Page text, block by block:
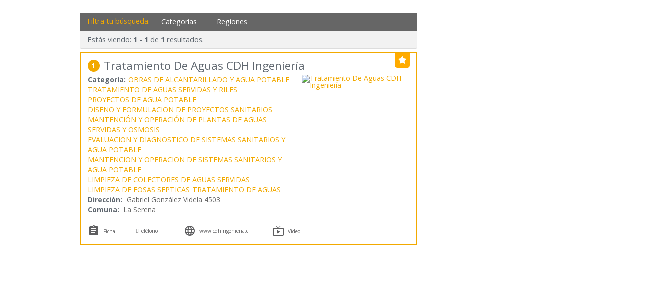
Filtra tu búsqueda: Categorías Regiones
Estás viendo: 1 - 1 de 1 resultados.
1 Tratamiento De Aguas CDH Ingeniería
Categoría: OBRAS DE ALCANTARILLADO Y AGUA POTABLE
TRATAMIENTO DE AGUAS SERVIDAS Y RILES
PROYECTOS DE AGUA POTABLE
DISEÑO Y FORMULACION DE PROYECTOS SANITARIOS
MANTENCIÓN Y OPERACIÓN DE PLANTAS DE AGUAS
SERVIDAS Y OSMOSIS
EVALUACION Y DIAGNOSTICO DE SISTEMAS SANITARIOS Y
AGUA POTABLE
MANTENCION Y OPERACION DE SISTEMAS SANITARIOS Y
AGUA POTABLE
LIMPIEZA DE COLECTORES DE AGUAS SERVIDAS
LIMPIEZA DE FOSAS SEPTICAS TRATAMIENTO DE AGUAS
Dirección: Gabriel González Videla 4503
Comuna: La Serena
 Ficha Teléfono  www.cdhingenieria.cl  Vídeo